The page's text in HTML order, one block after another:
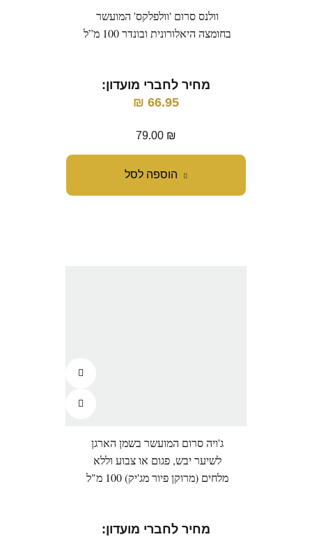
הוספה לסל
וולנס סרום 'וולפלקס' המועשר
בחומצה היאלורונית ובונדר 100 מ”ל
מחיר לחברי מועדון:
66.95
₪
79.00 ₪
ג'ויה סרום המועשר בשמן הארגן
לשיער יבש, פגום או צבוע וללא
מלחים (מרוקן פיור מג'יק) 100 מ"ל
מחיר לחברי מועדון: